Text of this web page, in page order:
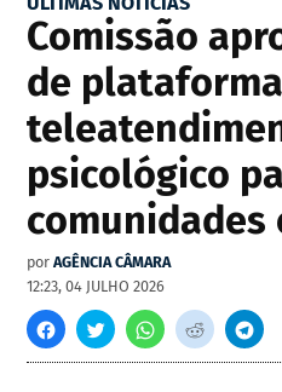
Comissão
de
psicológico
comunidades
por AGÊNCIA CÂMARA
12:23, 04 JULHO 2026